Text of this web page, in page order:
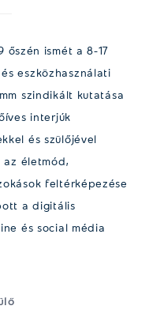
őszén ismét a 8-17
eszközhasználati
szindikált kutatása
interjúk
és szülőjével
az életmód,
feltérképezése
a digitális
és social média